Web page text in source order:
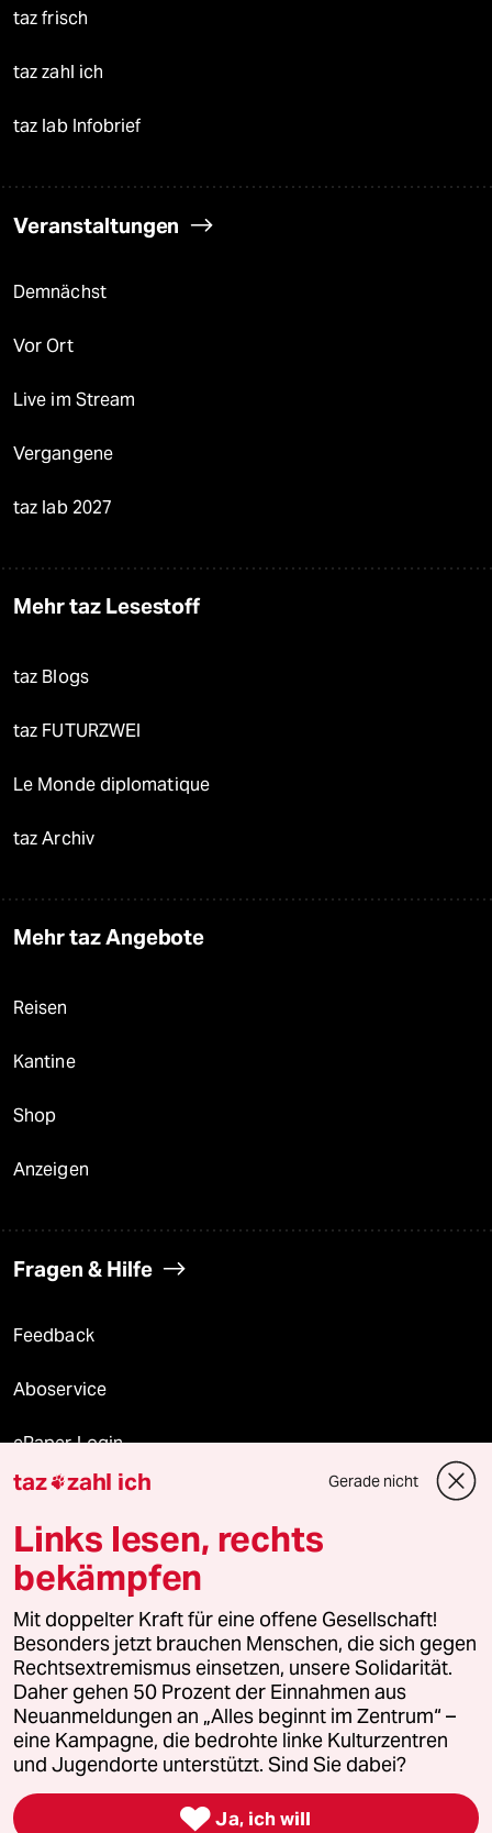
taz frisch
taz zahl ich
taz lab Infobrief
Veranstaltungen
Demnächst
Vor Ort
Live im Stream
Vergangene
taz lab 2027
Mehr taz Lesestoff
taz Blogs
taz FUTURZWEI
Le Monde diplomatique
taz Archiv
Mehr taz Angebote
Reisen
Kantine
Shop
Anzeigen
Fragen & Hilfe
Feedback
Aboservice
ePaper Login
Downloads für Abonnierende
© 2026 taz Verlags und Vertriebs GmbH
Alle Rechte vorbehalten. Bei rechtlichen Fragen oder für Genehmigungen
wenden Sie sich bitte an
lizenzen@taz.de
Feedback Redaktionsstatut Kommune-Richtlinien
Leitlinie Informant Datenschutz Impressum AGB
Seitenwende Einwilligungen widerrufen (Ads)
taz zahl ich Gerade nicht
Links lesen, rechts
bekämpfen
Mit doppelter Kraft für eine offene Gesellschaft!
Besonders jetzt brauchen Menschen, die sich gegen
Rechtsextremismus einsetzen, unsere Solidarität.
Daher gehen 50 Prozent der Einnahmen aus
Neuanmeldungen an „Alles beginnt im Zentrum“ –
eine Kampagne, die bedrohte linke Kulturzentren
und Jugendorte unterstützt. Sind Sie dabei?
 Ja, ich will